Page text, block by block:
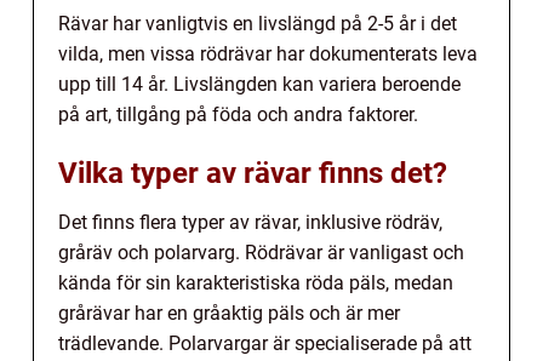
Rävar har vanligtvis en livslängd på 2-5 år i det
vilda, men vissa rödrävar har dokumenterats leva
upp till 14 år. Livslängden kan variera beroende
på art, tillgång på föda och andra faktorer.
Vilka typer av rävar finns det?
Det finns flera typer av rävar, inklusive rödräv,
gråräv och polarvarg. Rödrävar är vanligast och
kända för sin karakteristiska röda päls, medan
grårävar har en gråaktig päls och är mer
trädlevande. Polarvargar är specialiserade på att